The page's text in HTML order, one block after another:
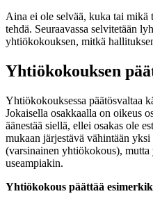
Aina ei ole selvää, kuka tai mikä
tehdä. Seuraavassa selvitetään
yhtiökokouksen, mitkä
Yhtiökokouksen
Yhtiökokouksessa päätösvaltaa
Jokaisella osakkaalla on oikeus
äänestää siellä, ellei osakas ole
mukaan järjestävä vähintään
(varsinainen yhtiökokous),
useampiakin.
Yhtiökokous päättää